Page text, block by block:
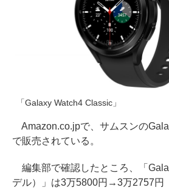
「Galaxy Watch4 Classic」
Amazon.co.jpで、サムスンの
で販売されている。
編集部で確認したところ、「
デル）」は3万5800円→3万2757円